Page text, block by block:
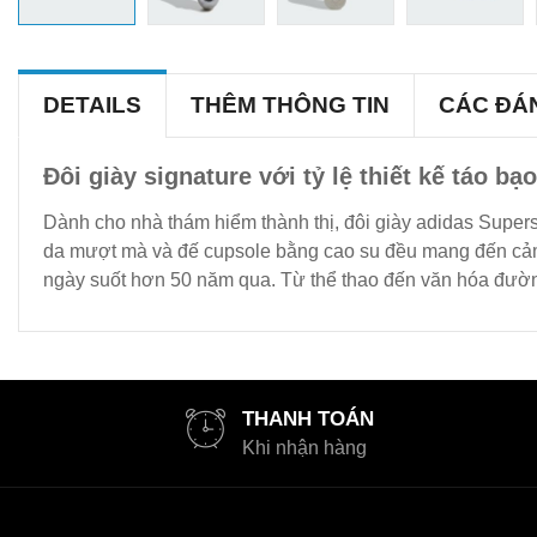
DETAILS THÊM THÔNG TIN CÁC
Đôi giày signature với tỷ lệ thiết kế táo
Dành cho nhà thám hiểm thành thị, đôi giày adidas
da mượt mà và đế cupsole bằng cao su đều mang đến
ngày suốt hơn 50 năm qua. Từ thể thao đến văn hóa
THANH TOÁN
Khi nhận hàng